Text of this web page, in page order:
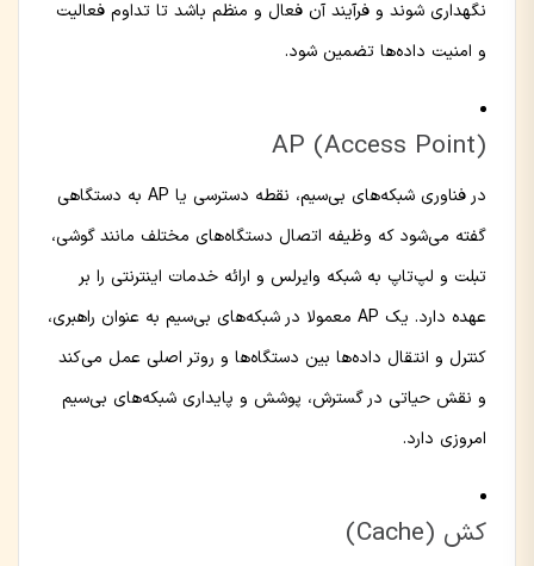
نگهداری شوند و فرآیند آن فعال و منظم باشد تا تداوم فعالیت
و امنیت داده‌ها تضمین شود.
AP (Access Point)
در فناوری شبکه‌های بی‌سیم، نقطه دسترسی یا AP به دستگاهی
گفته می‌شود که وظیفه اتصال دستگاه‌های مختلف مانند گوشی،
تبلت و لپ‌تاپ به شبکه وایرلس و ارائه خدمات اینترنتی را بر
عهده دارد. یک AP معمولا در شبکه‌های بی‌سیم به عنوان راهبری،
کنترل و انتقال داده‌ها بین دستگاه‌ها و روتر اصلی عمل می‌کند
و نقش حیاتی در گسترش، پوشش و پایداری شبکه‌های بی‌سیم
امروزی دارد.
کش (Cache)